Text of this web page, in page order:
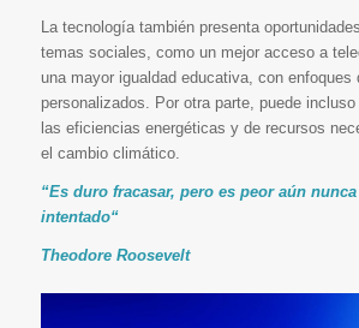
La tecnología también presenta
temas sociales, como un mejor acceso a
una mayor igualdad educativa, con enfoques
personalizados. Por otra parte, puede
las eficiencias energéticas y de recursos
el cambio climático.
“Es duro fracasar, pero es peor aún
intentado“
Theodore Roosevelt